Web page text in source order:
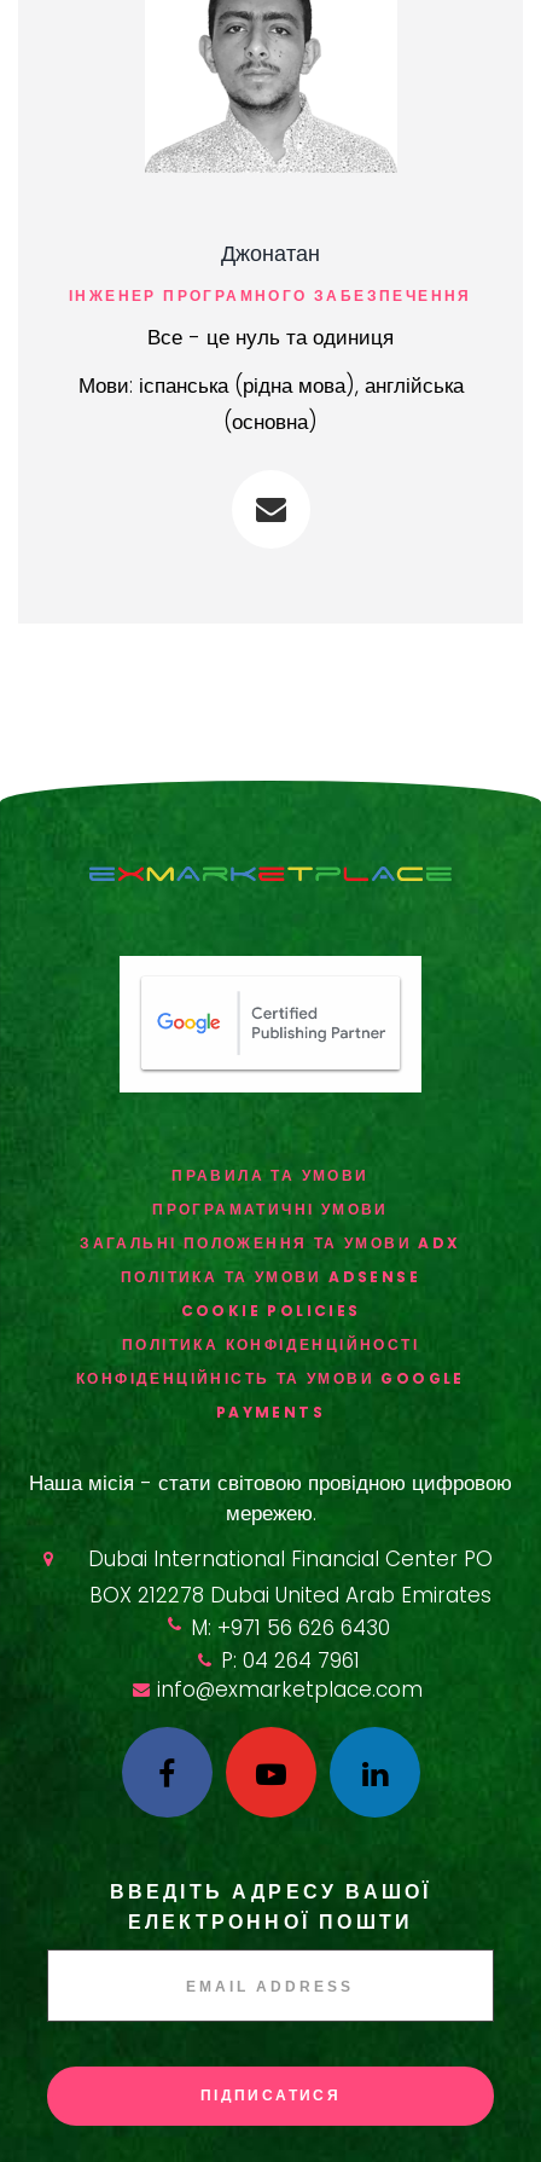
Джонатан
ІНЖЕНЕР ПРОГРАМНОГО ЗАБЕЗПЕЧЕННЯ
Все - це нуль та одиниця
Мови: іспанська (рідна мова), англійська
(основна)
ПРАВИЛА ТА УМОВИ
ПРОГРАМАТИЧНІ УМОВИ
ЗАГАЛЬНІ ПОЛОЖЕННЯ ТА УМОВИ ADX
ПОЛІТИКА ТА УМОВИ ADSENSE
COOKIE POLICIES
ПОЛІТИКА КОНФІДЕНЦІЙНОСТІ
КОНФІДЕНЦІЙНІСТЬ ТА УМОВИ GOOGLE
PAYMENTS
Наша місія - стати світовою провідною цифровою
мережею.
Dubai International Financial Center PO
BOX 212278 Dubai United Arab Emirates
M: +971 56 626 6430
P: 04 264 7961
info@exmarketplace.com
ВВЕДІТЬ АДРЕСУ ВАШОЇ
ЕЛЕКТРОННОЇ ПОШТИ